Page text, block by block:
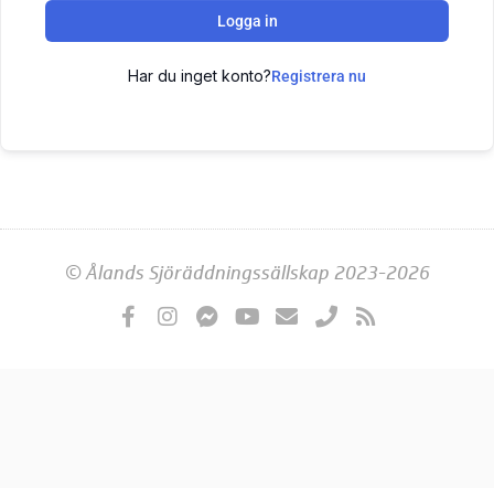
Logga in
Har du inget konto?Registrera nu
© Ålands Sjöräddningssällskap 2023-2026